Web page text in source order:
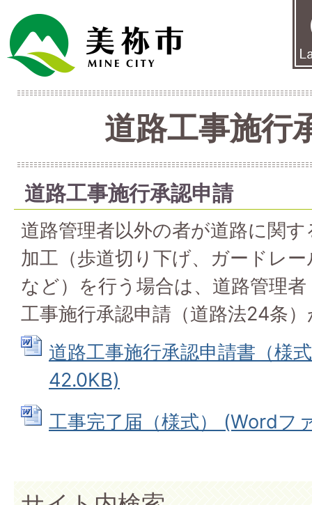
道路工事施行
道路工事施行承認申請
道路管理者以外の者が道路に関
加工（歩道切り下げ、ガードレ
など）を行う場合は、道路管理
工事施行承認申請（道路法24条
道路工事施行承認申請書（様
42.0KB)
工事完了届（様式） (Wordフ